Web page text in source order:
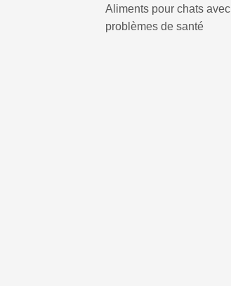
Aliments pour chats avec
problèmes de santé